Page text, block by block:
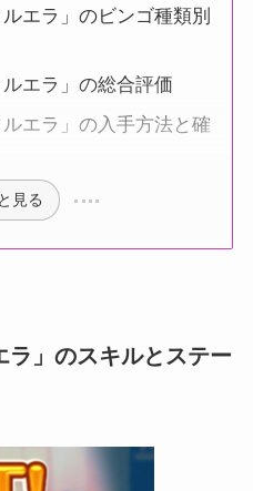
エラ」のビンゴ種類別
ルエラ」の総合評価
ルエラ」の入手方法と確
見る
ラ」のスキルとステー